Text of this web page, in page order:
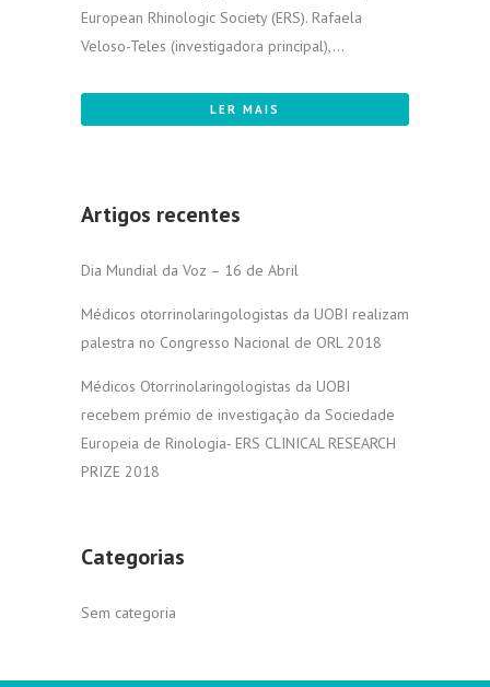
European Rhinologic Society (ERS). Rafaela
Veloso-Teles (investigadora principal),...
LER MAIS
Artigos recentes
Dia Mundial da Voz – 16 de Abril
Médicos otorrinolaringologistas da UOBI realizam
palestra no Congresso Nacional de ORL 2018
Médicos Otorrinolaringologistas da UOBI
recebem prémio de investigação da Sociedade
Europeia de Rinologia- ERS CLINICAL RESEARCH
PRIZE 2018
Categorias
Sem categoria